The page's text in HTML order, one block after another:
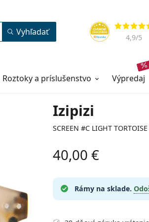
Hodnotenia
4,9/5
Vyhľadať
Roztoky a príslušenstvo výpredaj
Izipizi
SCREEN #C LIGHT TORTOISE
40,00 €
Rámy na sklade.